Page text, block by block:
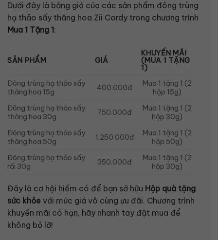
Dưới đây là bảng giá của các sản phẩm đông trùng
hạ thảo sấy thăng hoa Zii Cordy trong chương trình
Mua 1 Tặng 1:
SẢN PHẨM GIÁ
KHUYẾN MÃI
(MUA 1 TẶNG
1)
Đông trùng hạ thảo sấy
thăng hoa 15g
400.000đ
Mua 1 tặng 1 (2
hộp 15g)
Đông trùng hạ thảo sấy
thăng hoa 30g
750.000đ
Mua 1 tặng 1 (2
hộp 30g)
Đông trùng hạ thảo sấy
thăng hoa 50g
1.250.000đ
Mua 1 tặng 1 (2
hộp 50g)
Đông trùng hạ thảo sấy
rối 30g
350.000đ
Mua 1 tặng 1 (2
hộp 30g)
Đây là cơ hội hiếm có để bạn sở hữu Hộp quà tặng
sức khỏe với mức giá vô cùng ưu đãi. Chương trình
khuyến mãi có hạn, hãy nhanh tay đặt mua để
không bỏ lỡ!